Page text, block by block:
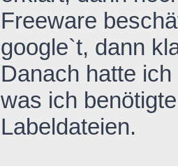
Freeware
google`t, dann
Danach hatte
was ich
Labeldateien.